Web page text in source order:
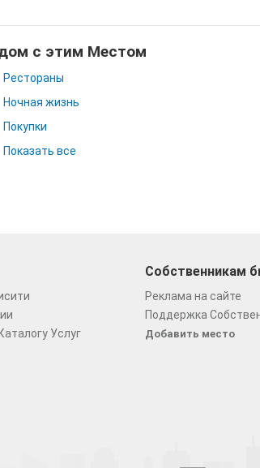
с этим Местом
Рестораны
Ночная жизнь
Покупки
Показать все
Услуг
Собственникам
Реклама на сайте
Поддержка
Добавить место